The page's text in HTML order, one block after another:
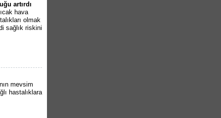
artırdı
hava
olmak
sağlık riskini
mevsim
hastalıklara